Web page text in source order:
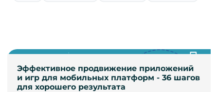
Эффективное продвижение приложений
и игр для мобильных платформ - 36 шагов
для хорошего результата